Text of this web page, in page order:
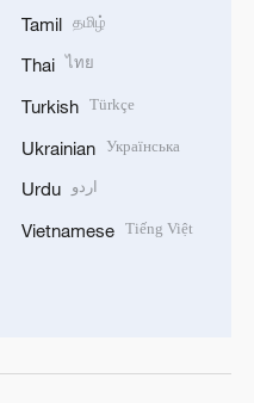
Tamil தமிழ்
Thai ไทย
Turkish Türkçe
Ukrainian Українська
Urdu اردو
Vietnamese Tiếng Việt